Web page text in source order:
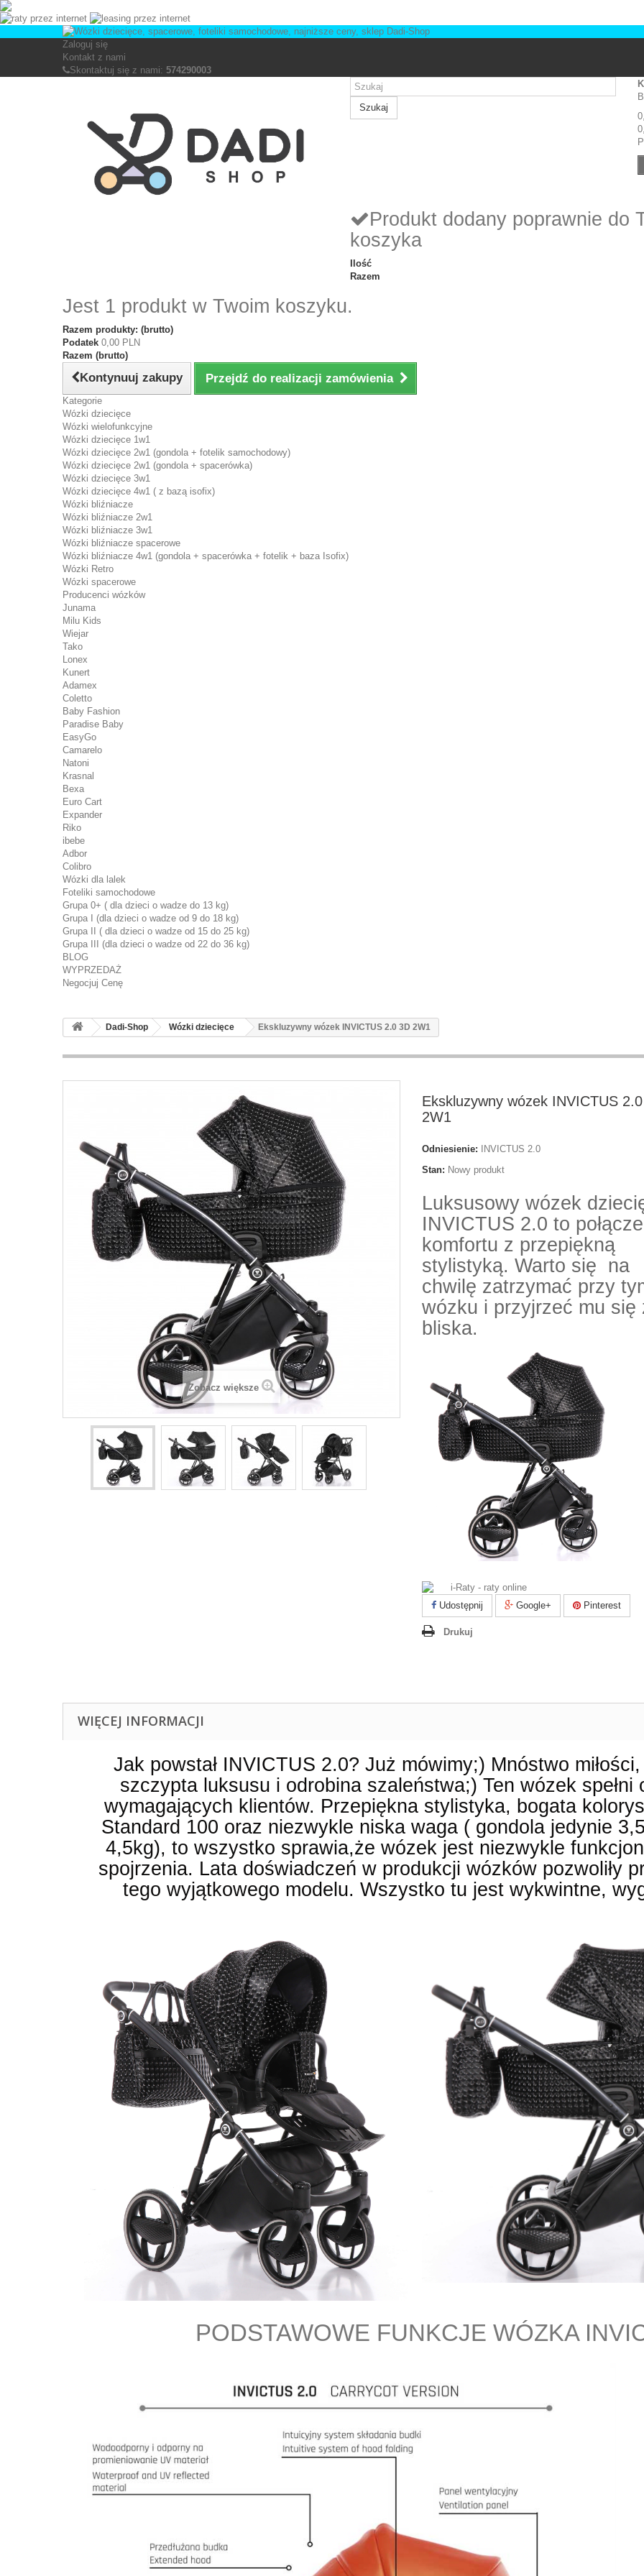
Zaloguj się
Kontakt z nami
Skontaktuj się z nami: 574290003
Szukaj
Produkt dodany poprawnie do
koszyka
Ilość
Razem
Jest 1 produkt w Twoim koszyku.
Razem produkty: (brutto)
Podatek 0,00 PLN
Razem (brutto)
Kontynuuj zakupy Przejdź do realizacji zamówienia
Kategorie
Wózki dziecięce
Wózki wielofunkcyjne
Wózki dziecięce 1w1
Wózki dziecięce 2w1 (gondola + fotelik samochodowy)
Wózki dziecięce 2w1 (gondola + spacerówka)
Wózki dziecięce 3w1
Wózki dziecięce 4w1 ( z bazą isofix)
Wózki bliźniacze
Wózki bliźniacze 2w1
Wózki bliźniacze 3w1
Wózki bliźniacze spacerowe
Wózki bliźniacze 4w1 (gondola + spacerówka + fotelik + baza Isofix)
Wózki Retro
Wózki spacerowe
Producenci wózków
Junama
Milu Kids
Wiejar
Tako
Lonex
Kunert
Adamex
Coletto
Baby Fashion
Paradise Baby
EasyGo
Camarelo
Natoni
Krasnal
Bexa
Euro Cart
Expander
Riko
ibebe
Adbor
Colibro
Wózki dla lalek
Foteliki samochodowe
Grupa 0+ ( dla dzieci o wadze do 13 kg)
Grupa I (dla dzieci o wadze od 9 do 18 kg)
Grupa II ( dla dzieci o wadze od 15 do 25 kg)
Grupa III (dla dzieci o wadze od 22 do 36 kg)
BLOG
WYPRZEDAŻ
Negocjuj Cenę
Dadi-Shop Wózki dziecięce Ekskluzywny wózek INVICTUS 2.0 3D 2W1
Zobacz większe
Ekskluzywny wózek INVICTUS
2W1
Odniesienie: INVICTUS 2.0
Stan: Nowy produkt
Luksusowy wózek
INVICTUS 2.0 to
komfortu z przepiękną
stylistyką. Warto się na
chwilę zatrzymać przy
wózku i przyjrzeć mu się
bliska.
Udostępnij Google+ Pinterest
Drukuj
WIĘCEJ INFORMACJI
Jak powstał INVICTUS 2.0? Już mówimy;) Mnóstwo
szczypta luksusu i odrobina szaleństwa;) Ten wózek spełni
wymagających klientów. Przepiękna stylistyka, bogata
Standard 100 oraz niezwykle niska waga ( gondola jedynie
4,5kg), to wszystko sprawia,że wózek jest niezwykle
spojrzenia. Lata doświadczeń w produkcji wózków pozwoliły
tego wyjątkowego modelu. Wszystko tu jest wykwintne,
PODSTAWOWE FUNKCJE WÓZKA